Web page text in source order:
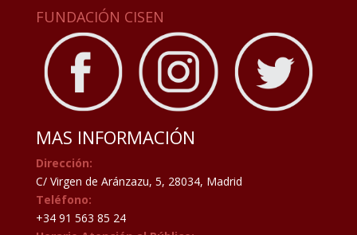
FUNDACIÓN CISEN
MAS INFORMACIÓN
Dirección:
C/ Virgen de Aránzazu, 5, 28034, Madrid
Teléfono:
+34 91 563 85 24